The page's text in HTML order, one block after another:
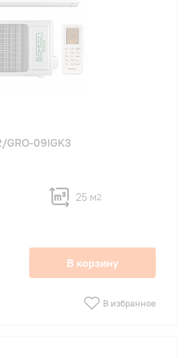
GRO-09IGK3
25 м2
В корзину
В избранное